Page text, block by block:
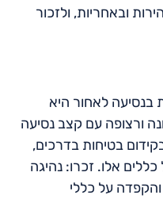
ובאחריות, ולזכור
בנסיעה לאחור היא
ורצופה עם קצב נסיעה
בטיחות בדרכים,
אלו. זכרו: נהיגה
על כללי